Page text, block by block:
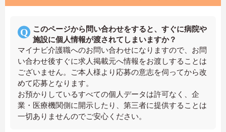
このページから問い合わせをすると、すぐに病院や
施設に個人情報が渡されてしまいますか？
マイナビ介護職へのお問い合わせになりますので、お問
い合わせ後すぐに求人掲載元へ情報をお渡しすることは
ございません。ご本人様より応募の意志を伺ってから改
めて応募となります。
お預かりしているすべての個人データは許可なく、企
業・医療機関側に開示したり、第三者に提供することは
一切ありませんのでご安心ください。